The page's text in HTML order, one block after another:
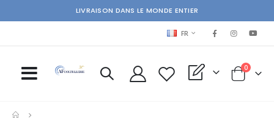
LIVRAISON DANS LE MONDE ENTIER
LANGUAGE
FR
My Quote Cart
0items